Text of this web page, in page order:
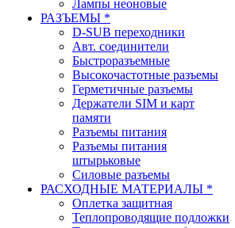
Лампы неоновые
РАЗЪЕМЫ *
D-SUB переходники
Авт. соединители
Быстроразъемные
Высокочастотные разъемы
Герметичные разъемы
Держатели SIM и карт
памяти
Разъемы питания
Разъемы питания
штырьковые
Силовые разъемы
РАСХОДНЫЕ МАТЕРИАЛЫ *
Оплетка защитная
Теплопроводящие подложки